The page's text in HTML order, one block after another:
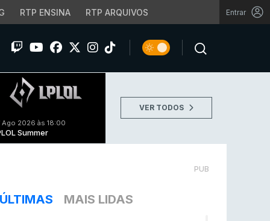
RTP ENSINA RTP ARQUIVOS Entrar
Ago 2026 às 18:00
Summer
VER TODOS
PUB
ÚLTIMAS MAIS LIDAS